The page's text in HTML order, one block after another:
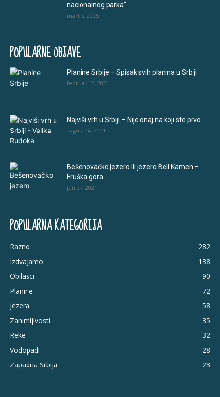
nacionalnog parka“
mart 6, 2025
POPULARNE OBJAVE
Planine Srbije – Spisak svih planina u Srbiji
februar 12, 2021
Najviši vrh u Srbiji – Nije onaj na koji ste prvo...
avgust 24, 2021
Bešenovačko jezero ili jezero Beli Kamen –
Fruška gora
jun 27, 2021
POPULARNA KATEGORIJA
Razno
282
Izdvajamo
138
Obilasci
90
Planine
72
Jezera
58
Zanimljivosti
35
Reke
32
Vodopadi
28
Zapadna Srbija
23